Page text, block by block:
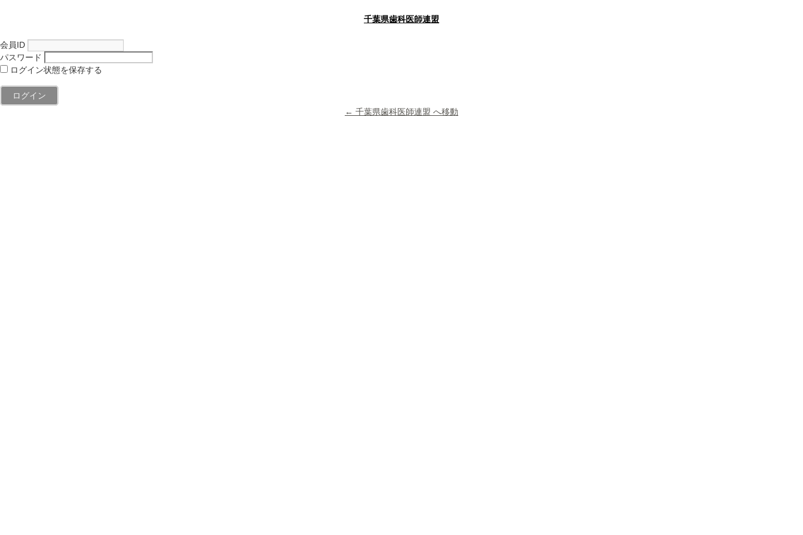
千葉県歯科医師連盟
会員ID
パスワード
ログイン状態を保存する
← 千葉県歯科医師連盟 へ移動